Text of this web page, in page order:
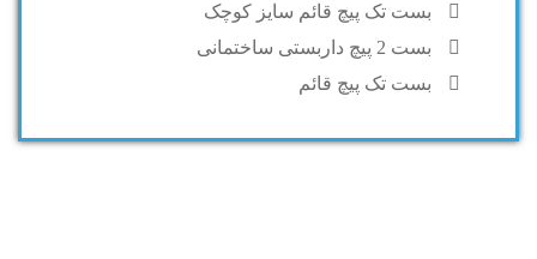
بست تک پیچ قائم سایز کوچک
بست 2 پیچ داربستی ساختمانی
بست تک پیچ قائم